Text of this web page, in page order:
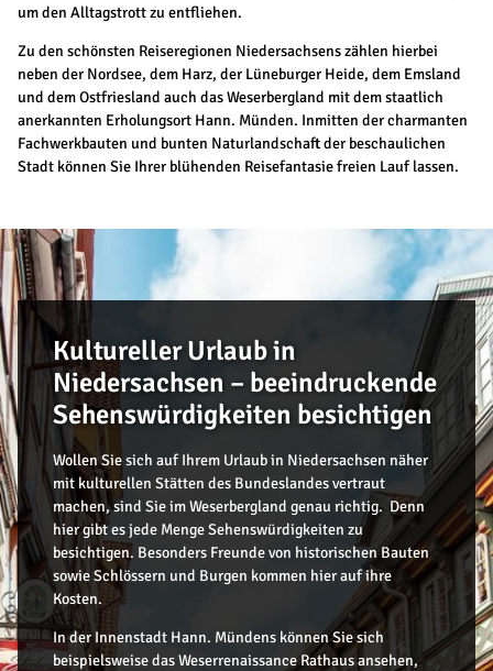
um den Alltagstrott zu entfliehen.
Zu den schönsten Reiseregionen Niedersachsens zählen hierbei
neben der Nordsee, dem Harz, der Lüneburger Heide, dem Emsland
und dem Ostfriesland auch das Weserbergland mit dem staatlich
anerkannten Erholungsort Hann. Münden. Inmitten der charmanten
Fachwerkbauten und bunten Naturlandschaft der beschaulichen
Stadt können Sie Ihrer blühenden Reisefantasie freien Lauf lassen.
Kultureller Urlaub in
Niedersachsen – beeindruckende
Sehenswürdigkeiten besichtigen
Wollen Sie sich auf Ihrem Urlaub in Niedersachsen näher
mit kulturellen Stätten des Bundeslandes vertraut
machen, sind Sie im Weserbergland genau richtig. Denn
hier gibt es jede Menge Sehenswürdigkeiten zu
besichtigen. Besonders Freunde von historischen Bauten
sowie Schlössern und Burgen kommen hier auf ihre
Kosten.
In der Innenstadt Hann. Mündens können Sie sich
beispielsweise das Weserrenaissance Rathaus ansehen,